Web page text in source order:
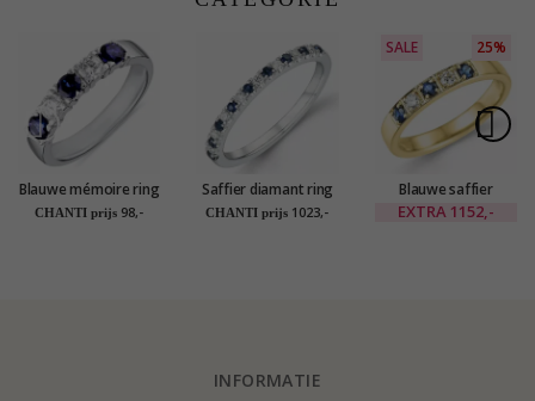
Blauwe mémoire ring
in zilver
CHANTI prijs 98,-
Saffier diamant ring
in 14 karaat witgoud
CHANTI prijs 1023,-
SALE 25%
Blauwe saffier
mémoire ring in 14
EXTRA 1152,-
INFORMATIE